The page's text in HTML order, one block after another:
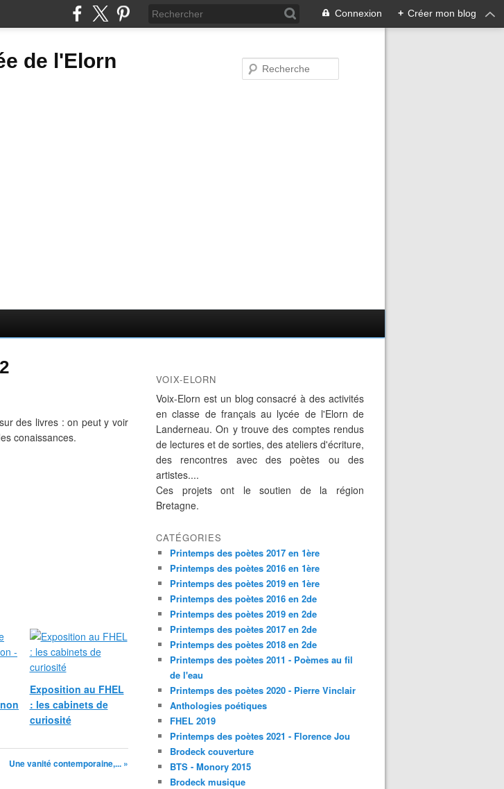
Connexion + Créer mon blog
de l'Elorn
des livres : on peut y voir
conaissances.
Exposition au FHEL
: les cabinets de
curiosité
Une vanité contemporaine,... »
VOIX-ELORN
Voix-Elorn est un blog consacré à des activités
en classe de français au lycée de l'Elorn de
Landerneau. On y trouve des comptes rendus
de lectures et de sorties, des ateliers d'écriture,
des rencontres avec des poètes ou des
artistes....
Ces projets ont le soutien de la région
Bretagne.
CATÉGORIES
Printemps des poètes 2017 en 1ère
Printemps des poètes 2016 en 1ère
Printemps des poètes 2019 en 1ère
Printemps des poètes 2016 en 2de
Printemps des poètes 2019 en 2de
Printemps des poètes 2017 en 2de
Printemps des poètes 2018 en 2de
Printemps des poètes 2011 - Poèmes au fil
de l'eau
Printemps des poètes 2020 - Pierre Vinclair
Anthologies poétiques
FHEL 2019
Printemps des poètes 2021 - Florence Jou
Brodeck couverture
BTS - Monory 2015
Brodeck musique